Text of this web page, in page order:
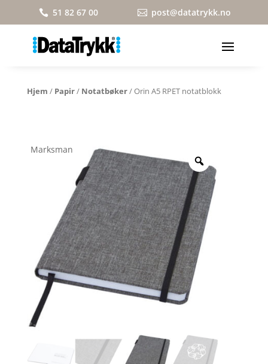
 51 82 67 00  post@datatrykk.no
Hjem / Papir/ Notatbøker/ Orin A5 RPET notatblokk
Marksman